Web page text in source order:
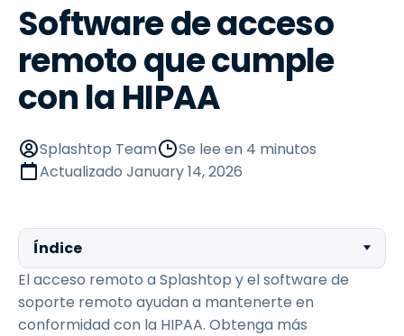
Software de acceso
remoto que cumple
con la HIPAA
Splashtop Team
Se lee en 4 minutos
Actualizado January 14, 2026
Índice
El acceso remoto a Splashtop y el software de
soporte remoto ayudan a mantenerte en
conformidad con la HIPAA. Obtenga más